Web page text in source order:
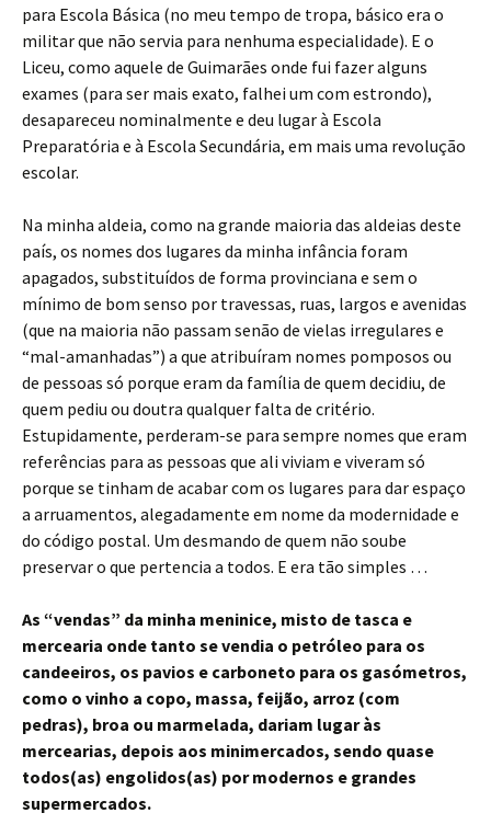
para Escola Básica (no meu tempo de tropa, básico era o
militar que não servia para nenhuma especialidade). E o
Liceu, como aquele de Guimarães onde fui fazer alguns
exames (para ser mais exato, falhei um com estrondo),
desapareceu nominalmente e deu lugar à Escola
Preparatória e à Escola Secundária, em mais uma revolução
escolar.
Na minha aldeia, como na grande maioria das aldeias deste
país, os nomes dos lugares da minha infância foram
apagados, substituídos de forma provinciana e sem o
mínimo de bom senso por travessas, ruas, largos e avenidas
(que na maioria não passam senão de vielas irregulares e
“mal-amanhadas”) a que atribuíram nomes pomposos ou
de pessoas só porque eram da família de quem decidiu, de
quem pediu ou doutra qualquer falta de critério.
Estupidamente, perderam-se para sempre nomes que eram
referências para as pessoas que ali viviam e viveram só
porque se tinham de acabar com os lugares para dar espaço
a arruamentos, alegadamente em nome da modernidade e
do código postal. Um desmando de quem não soube
preservar o que pertencia a todos. E era tão simples …
As “vendas” da minha meninice, misto de tasca e
mercearia onde tanto se vendia o petróleo para os
candeeiros, os pavios e carboneto para os gasómetros,
como o vinho a copo, massa, feijão, arroz (com
pedras), broa ou marmelada, dariam lugar às
mercearias, depois aos minimercados, sendo quase
todos(as) engolidos(as) por modernos e grandes
supermercados.